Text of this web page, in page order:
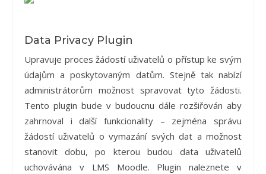
Data Privacy Plugin
Upravuje proces žádostí uživatelů o přístup ke svým
údajům a poskytovaným datům. Stejně tak nabízí
administrátorům možnost spravovat tyto žádosti.
Tento plugin bude v budoucnu dále rozšiřován aby
zahrnoval i další funkcionality – zejména správu
žádostí uživatelů o vymazání svých dat a možnost
stanovit dobu, po kterou budou data uživatelů
uchovávána v LMS Moodle. Plugin naleznete v